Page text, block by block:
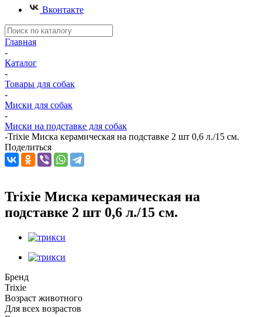
Вконтакте
Главная
-
Каталог
-
Товары для собак
-
Миски для собак
-
Миски на подставке для собак
-Trixie Миска керамическая на подставке 2 шт 0,6 л./15 см.
Поделиться
Trixie Миска керамическая на
подставке 2 шт 0,6 л./15 см.
Бренд
Trixie
Возраст животного
Для всех возрастов